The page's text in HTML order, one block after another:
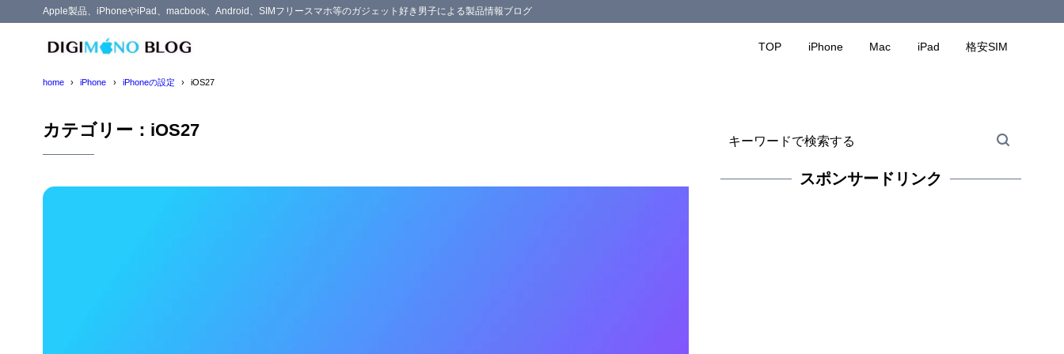
Apple製品、iPhoneやiPad、macbook、Android、SIMフリースマホ等のガジェット好き男子による製品情報ブログ
TOP iPhone Mac iPad 格安SIM
home iPhone iPhoneの設定 iOS27
カテゴリー：iOS27
スポンサードリンク